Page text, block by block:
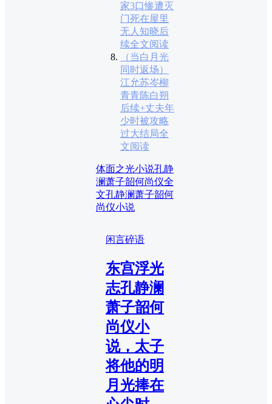
家3口惨遭灭
门死在屋里
无人知晓后
续全文阅读
（当白月光
同时返场）
江允苏岑柳
青青陈白朔
后续+丈夫年
少时被攻略
过大结局全
文阅读
体面之光小说孔静
澜萧子韶何尚仪全
文孔静澜萧子韶何
尚仪小说
闲言碎语
东宫浮光
志孔静澜
萧子韶何
尚仪小
说，太子
将他的明
月光捧在